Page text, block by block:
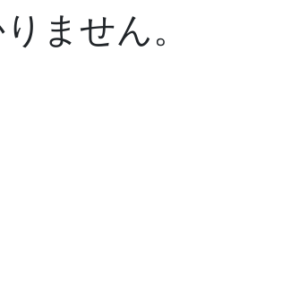
ません。